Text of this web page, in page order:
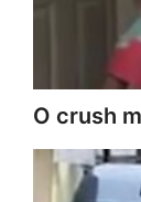
O crush